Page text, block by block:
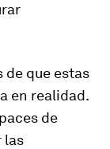
de que estas
en realidad.
de
las